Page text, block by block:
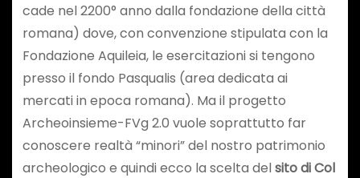
cade nel 2200° anno dalla fondazione della città
romana) dove, con convenzione stipulata con la
Fondazione Aquileia, le esercitazioni si tengono
presso il fondo Pasqualis (area dedicata ai
mercati in epoca romana). Ma il progetto
Archeoinsieme-FVg 2.0 vuole soprattutto far
conoscere realtà “minori” del nostro patrimonio
archeologico e quindi ecco la scelta delsito di Col